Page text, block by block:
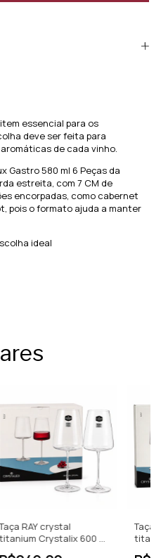
essencial para os
deve ser feita para
de cada vinho.
Gastro 580 ml 6 Peças da
estreita, com 7 CM de
encorpadas, como cabernet
pois o formato ajuda a manter
ideal
RAY crystal
Crystalix 600 ml
- Jogo c/6 PCS
Taça
-